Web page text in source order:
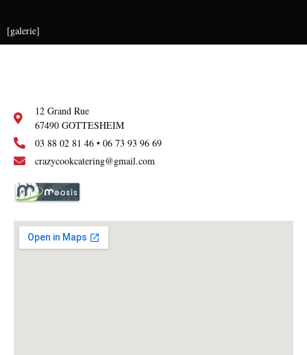
[galerie]
12 Grand Rue
67490 GOTTESHEIM
03 88 02 81 46 • 06 73 93 96 69
crazycookcatering@gmail.com